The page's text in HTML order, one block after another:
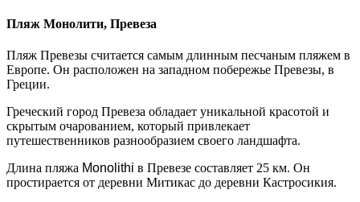
Пляж Монолити, Превеза
Пляж Превезы считается самым длинным песчаным пляжем в
Европе. Он расположен на западном побережье Превезы, в
Греции.
Греческий город Превеза обладает уникальной красотой и
скрытым очарованием, который привлекает
путешественников разнообразием своего ландшафта.
Длина пляжа Monolithi в Превезе составляет 25 км. Он
простирается от деревни Митикас до деревни Кастросикия.